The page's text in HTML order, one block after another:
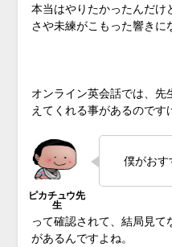
本当はやりたかったんだ
さや未練がこもった響きに
オンライン英会話では、先
えてくれる事があるのです
僕がおす
って確認されて、結局見て
があるんですよね。